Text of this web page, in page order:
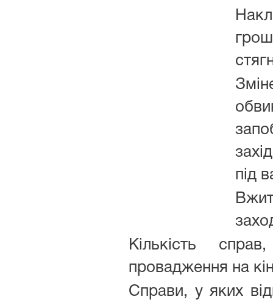
під
Кількість
провадження на
Справи, у яких